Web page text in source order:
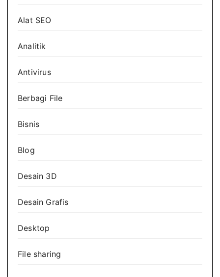
Alat SEO
Analitik
Antivirus
Berbagi File
Bisnis
Blog
Desain 3D
Desain Grafis
Desktop
File sharing